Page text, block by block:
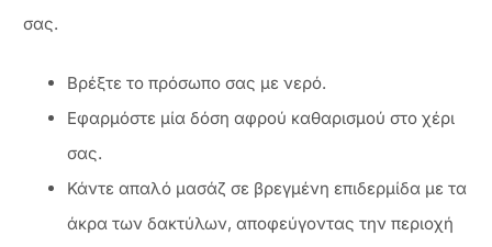
σας.
Βρέξτε το πρόσωπο σας με νερό.
Εφαρμόστε μία δόση αφρού καθαρισμού στο χέρι
σας.
Κάντε απαλό μασάζ σε βρεγμένη επιδερμίδα με τα
άκρα των δακτύλων, αποφεύγοντας την περιοχή